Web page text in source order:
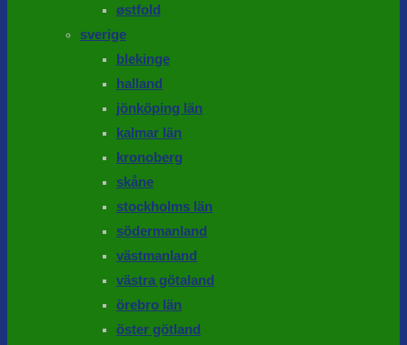
østfold
sverige
blekinge
halland
jönköping län
kalmar län
kronoberg
skåne
stockholms län
södermanland
västmanland
västra götaland
örebro län
öster götland